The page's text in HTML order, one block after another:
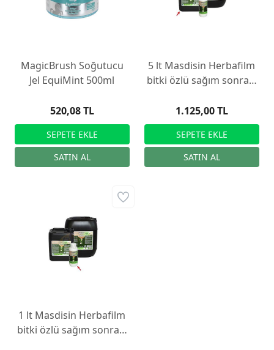
MagicBrush Soğutucu
Jel EquiMint 500ml
520,08 TL
5 lt Masdisin Herbafilm
bitki özlü sağım sonrası
1.125,00 TL
1 lt Masdisin Herbafilm
bitki özlü sağım sonrası